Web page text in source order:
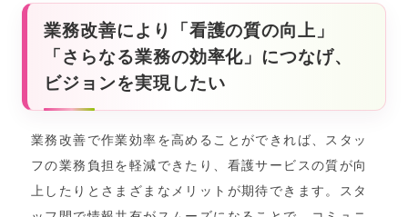
業務改善により「看護の質の向上」
「さらなる業務の効率化」につなげ、
ビジョンを実現したい
業務改善で作業効率を高めることができれば、スタッ
フの業務負担を軽減できたり、看護サービスの質が向
上したりとさまざまなメリットが期待できます。スタ